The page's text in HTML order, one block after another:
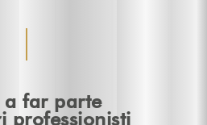
a far parte
professionisti